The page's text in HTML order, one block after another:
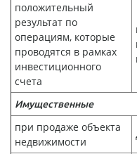
положительный
результат по
операциям, которые
проводятся в рамках
инвестиционного
счета
Имущественные
при продаже объекта
недвижимости